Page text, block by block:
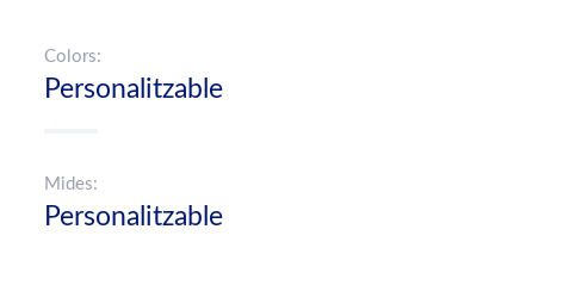
Colors:
Personalitzable
Mides:
Personalitzable